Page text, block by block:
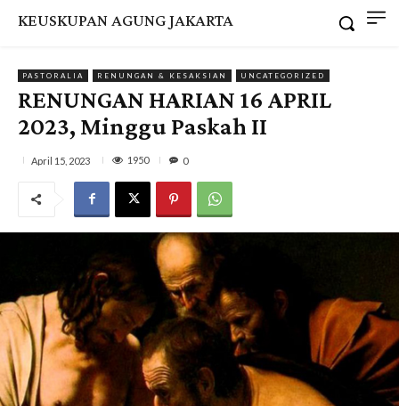
KEUSKUPAN AGUNG JAKARTA
PASTORALIA RENUNGAN & KESAKSIAN UNCATEGORIZED
RENUNGAN HARIAN 16 APRIL
2023, Minggu Paskah II
April 15, 2023 1950 0